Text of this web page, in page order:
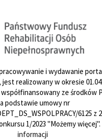
i wydawanie
realizowany w okresie
współfinansowany ze środków
podstawie umowy nr
6125 z
1/2023 "Możemy więcej".
informacji